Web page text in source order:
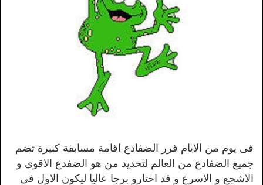
فى يوم من الايام قرر الضفادع اقامة مسابقة كبيرة تضم
جميع الضفادع من العالم لتحديد من هو الضفدع الاقوى و
الاشجع و الاسرع و قد اختارو برجا عاليا ليكون الاول فى